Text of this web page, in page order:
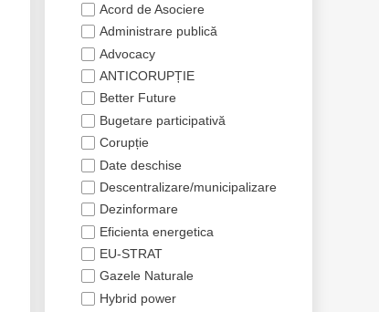
Acord de Asociere
Administrare publică
Advocacy
ANTICORUPȚIE
Better Future
Bugetare participativă
Corupție
Date deschise
Descentralizare/municipalizare
Dezinformare
Eficienta energetica
EU-STRAT
Gazele Naturale
Hybrid power